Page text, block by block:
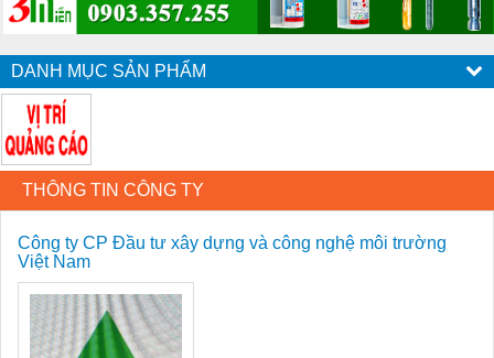
DANH MỤC SẢN PHẨM
THÔNG TIN CÔNG TY
Công ty CP Đầu tư xây dựng và công nghệ môi trường
Việt Nam